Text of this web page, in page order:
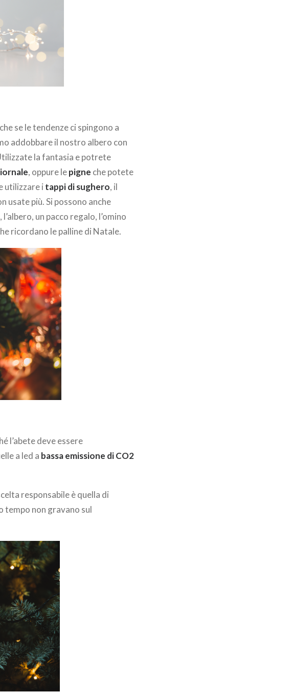
se le tendenze ci spingono a
addobbare il nostro albero con
la fantasia e potrete
, oppure lepigne che potete
utilizzare i tappi di sughero, il
usate più. Si possono anche
un pacco regalo, l’omino
ricordano le palline di Natale.
l’abete deve essere
a led a bassa emissione di CO2
responsabile è quella di
tempo non gravano sul